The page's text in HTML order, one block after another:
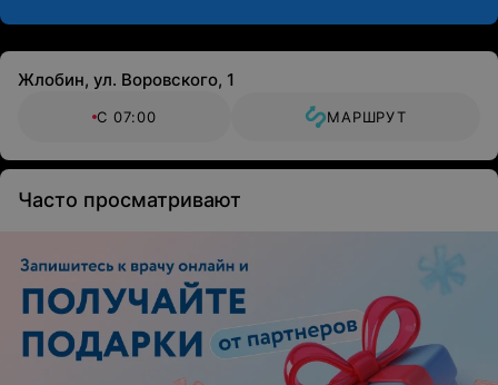
Жлобин, ул. Воровского, 1
С 07:00 МАРШРУТ
Часто просматривают